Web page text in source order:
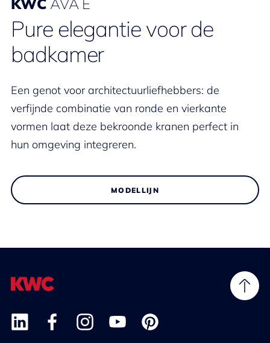
KWC AVA E
Pure elegantie voor de
badkamer
Een genot voor architectuurliefhebbers: de
verfijnde combinatie van ronde en vierkante
vormen laat deze bekroonde kranen perfect in
hun omgeving integreren.
MODELLIJN